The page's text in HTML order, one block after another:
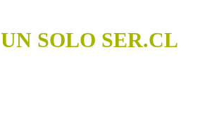
UN SOLO SER.CL